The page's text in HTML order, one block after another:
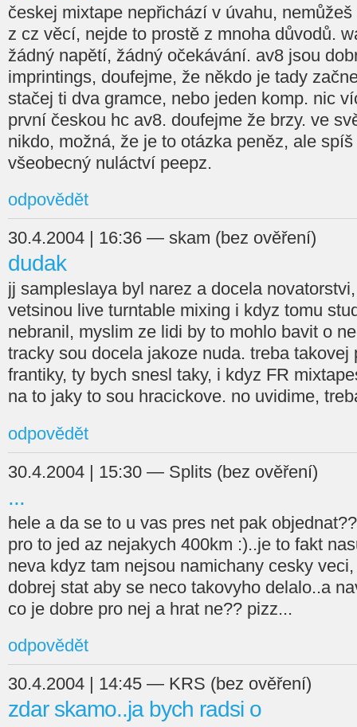
českej mixtape nepřichází v úvahu,
z cz věcí, nejde to prostě z mnoha důvodů.
žádný napětí, žádný očekávání. av8 jsou
imprintings, doufejme, že někdo je tady
stačej ti dva gramce, nebo jeden komp. nic
první českou hc av8. doufejme že brzy. ve
nikdo, možná, že je to otázka peněz, ale
všeobecný nuláctví peepz.
odpovědět
30.4.2004 | 16:36 — skam (bez ověření)
dudak
jj sampleslaya byl narez a docela
vetsinou live turntable mixing i kdyz tomu
nebranil, myslim ze lidi by to mohlo bavit o
tracky sou docela jakoze nuda. treba takovej
frantiky, ty bych snesl taky, i kdyz FR
na to jaky to sou hracickove. no uvidime,
odpovědět
30.4.2004 | 15:30 — Splits (bez ověření)
...
hele a da se to u vas pres net pak
pro to jed az nejakych 400km :)..je to fakt
neva kdyz tam nejsou namichany cesky
dobrej stat aby se neco takovyho delalo..a
co je dobre pro nej a hrat ne?? pizz...
odpovědět
30.4.2004 | 14:45 — KRS (bez ověření)
zdar skamo..ja bych radsi o